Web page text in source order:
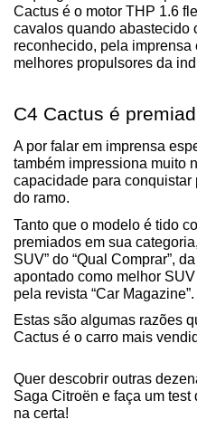
Cactus é o motor THP 1.6
cavalos quando abastecido
reconhecido, pela
melhores propulsores da
C4 Cactus é
A por falar em imprensa
também impressiona muito
capacidade para
do ramo.
Tanto que o modelo é tido
premiados em sua
SUV” do “Qual Comprar”,
apontado como melhor
pela revista “Car Magazine”.
Estas são algumas razões
Cactus é o carro mais
Quer descobrir outras
Saga Citroën e faça um
na certa!